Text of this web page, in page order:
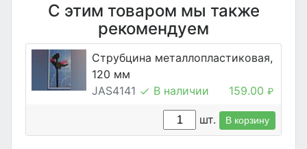
С этим товаром мы также
рекомендуем
Струбцина металлопластиковая,
120 мм
JAS4141
В наличии 159.00 ₽
шт. В корзину